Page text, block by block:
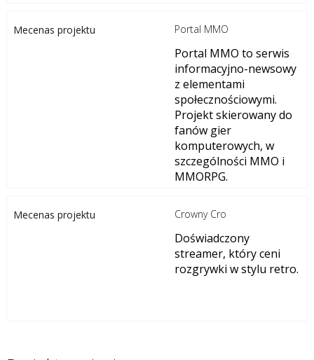
Mecenas projektu Portal MMO
Portal MMO to serwis
informacyjno-newsowy
z elementami
społecznościowymi.
Projekt skierowany do
fanów gier
komputerowych, w
szczególności MMO i
MMORPG.
Mecenas projektu Crowny Cro
Doświadczony
streamer, który ceni
rozgrywki w stylu retro.